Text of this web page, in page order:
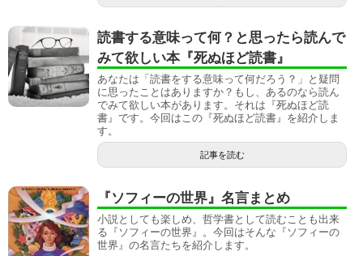
読書する意味って何？と思ったら読んで
みて欲しい本『死ぬほど読書』
あなたは「読書をする意味って何だろう？」と疑問
に思ったことはありますか？もし、あるのなら読ん
でみて欲しい本があります。それは『死ぬほど読
書』です。今回はこの『死ぬほど読書』を紹介しま
す。
記事を読む
『ソフィーの世界』名言まとめ
小説としても楽しめ、哲学書として読むことも出来
る『ソフィーの世界』。今回はそんな『ソフィーの
世界』の名言たちを紹介します。